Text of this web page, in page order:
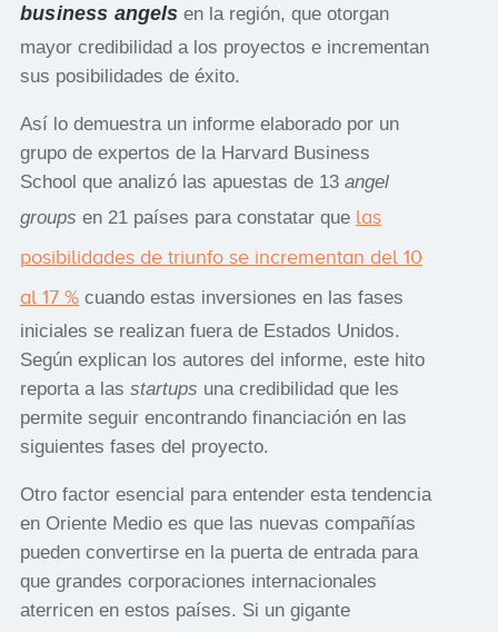
business angels en la región, que otorgan
mayor credibilidad a los proyectos e incrementan
sus posibilidades de éxito.
Así lo demuestra un informe elaborado por un
grupo de expertos de la Harvard Business
School que analizó las apuestas de 13 angel
groups en 21 países para constatar que las
posibilidades de triunfo se incrementan del 10
al 17 %cuando estas inversiones en las fases
iniciales se realizan fuera de Estados Unidos.
Según explican los autores del informe, este hito
reporta a las startups una credibilidad que les
permite seguir encontrando financiación en las
siguientes fases del proyecto.
Otro factor esencial para entender esta tendencia
en Oriente Medio es que las nuevas compañías
pueden convertirse en la puerta de entrada para
que grandes corporaciones internacionales
aterricen en estos países. Si un gigante